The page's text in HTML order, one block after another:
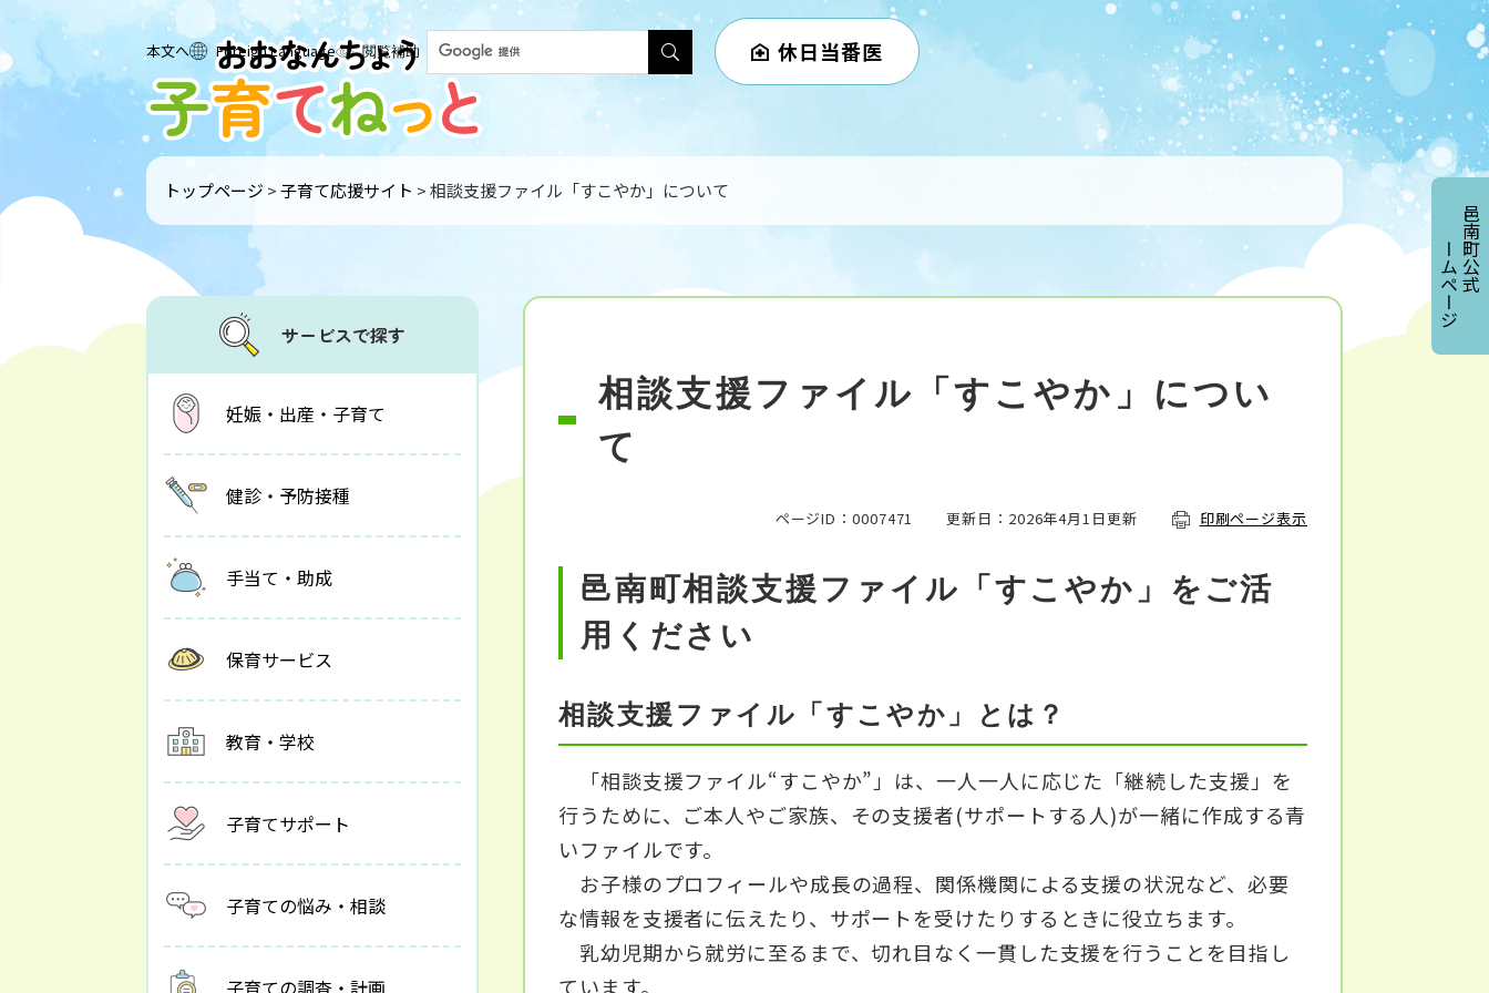
ジ
の
す
メニューを飛ばして本文へ
本文へ Foreign Language 閲覧補助
o
o
g
カ
ス
休日当番医
邑南町公式
ホームページ
トップページ >子育て応援サイト >相談支援ファイル「すこやか」について
文
相談支援ファイル「すこやか」につい
て
ページID：0007471 更新日：2026年4月1日更新 印刷ページ表示
邑南町相談支援ファイル「すこやか」をご活
用ください
相談支援ファイル「すこやか」とは？
「相談支援ファイル“すこやか”」は、一人一人に応じた「継続した支援」を
行うために、ご本人やご家族、その支援者(サポートする人)が一緒に作成する青
いファイルです。
お子様のプロフィールや成長の過程、関係機関による支援の状況など、必要
な情報を支援者に伝えたり、サポートを受けたりするときに役立ちます。
乳幼児期から就労に至るまで、切れ目なく一貫した支援を行うことを目指し
ています。
サービスで探す
妊娠・出産・子育て
健診・予防接種
手当て・助成
保育サービス
教育・学校
子育てサポート
子育ての悩み・相談
子育ての調査・計画